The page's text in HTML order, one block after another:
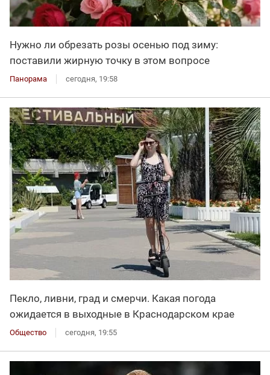
Нужно ли обрезать розы осенью под зиму:
поставили жирную точку в этом вопросе
Панорама сегодня, 19:58
Пекло, ливни, град и смерчи. Какая погода
ожидается в выходные в Краснодарском крае
Общество сегодня, 19:55